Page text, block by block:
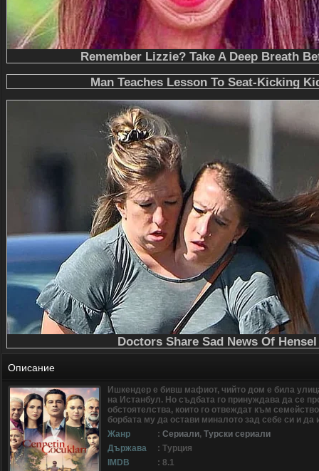
Описание
Ишкендер е бивш мафиот, чийто дом е била
на Истанбул. Но съдбата го принуждава да се
обстоятелства, които го отвеждат към
борбата му да остави миналото зад себе си и да
Жанр
: Сериали, Турски сериали
Държава
: Турция
IMDB
: 8.1